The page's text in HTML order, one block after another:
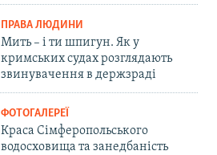
ПРАВА ЛЮДИНИ
Мить – і ти шпигун. Як у
кримських судах розглядають
звинувачення в держзраді
ФОТОГАЛЕРЕЇ
Краса Сімферопольського
водосховища та занедбаність